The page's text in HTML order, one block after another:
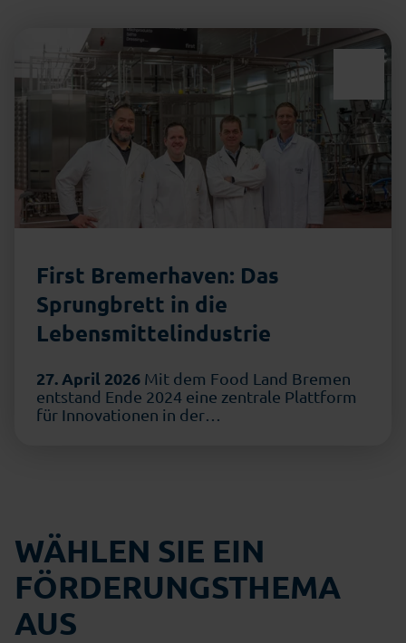
First Bremerhaven: Das
Sprungbrett in die
Lebensmittelindustrie
27. April 2026 Mit dem Food Land Bremen
entstand Ende 2024 eine zentrale Plattform
für Innovationen in der
WÄHLEN SIE EIN
FÖRDERUNGSTHEMA
AUS